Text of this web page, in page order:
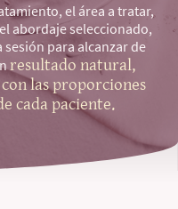
el área a tratar,
abordaje seleccionado,
sesión para alcanzar de
resultado natural,
las proporciones
cada paciente.